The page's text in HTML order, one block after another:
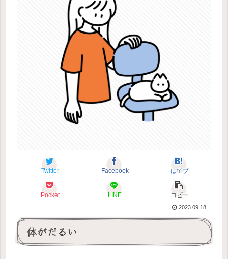
Twitter Facebook はてブ
Pocket LINE コピー
2023.09.18
体がだるい